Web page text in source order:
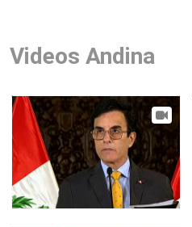
Videos Andina